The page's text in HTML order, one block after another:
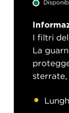
I filtri
La